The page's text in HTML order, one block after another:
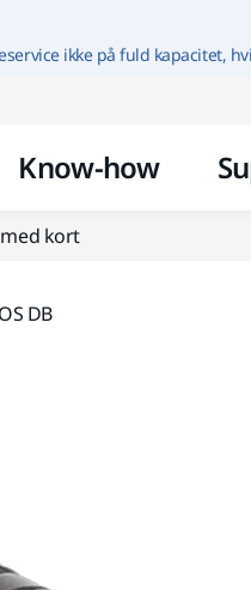
ikke på fuld kapacitet,
Know-how
kort
DB